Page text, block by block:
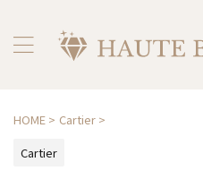
HOME > Cartier >
Cartier